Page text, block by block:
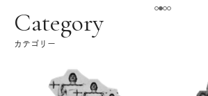
Category
カテゴリー